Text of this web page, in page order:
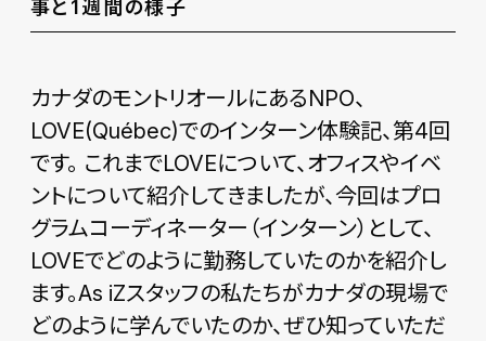
事と1週間の様子
カナダのモントリオールにあるNPO、
LOVE(Québec)でのインターン体験記、第4回
です。 これまでLOVEについて、オフィスやイベ
ントについて紹介してきましたが、今回はプロ
グラムコーディネーター（インターン）として、
LOVEでどのように勤務していたのかを紹介し
ます。As iZスタッフの私たちがカナダの現場で
どのように学んでいたのか、ぜひ知っていただ